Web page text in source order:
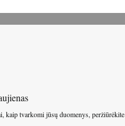
kaip tvarkomi jūsų duomenys, peržiūrėkite